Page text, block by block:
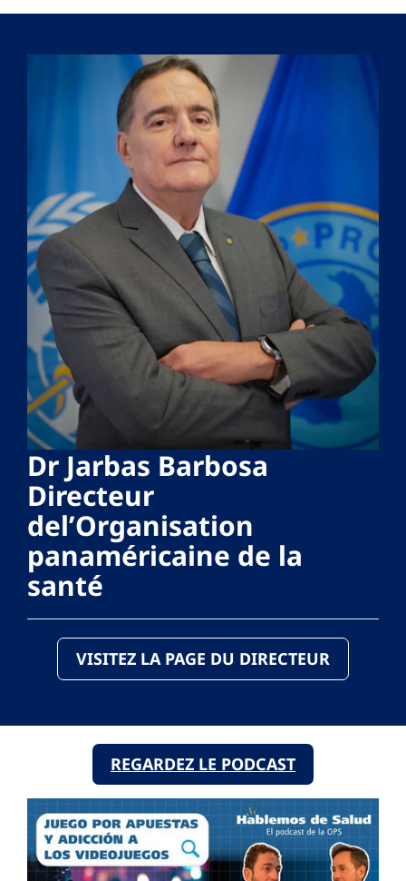
Dr Jarbas Barbosa
Directeur
del’Organisation
panaméricaine de la
santé
VISITEZ LA PAGE DU DIRECTEUR
REGARDEZ LE PODCAST